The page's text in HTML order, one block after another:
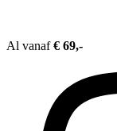
Al vanaf€ 69,-